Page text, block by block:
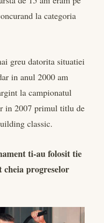
la categoria
greu datorita situatiei
in anul 2000 am
la campionatul
in 2007 primul titlu de
classic.
ti-au folosit tie
cheia progreselor